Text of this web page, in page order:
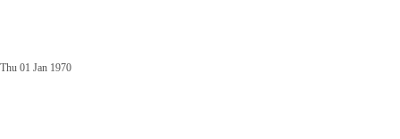
Thu 01 Jan 1970